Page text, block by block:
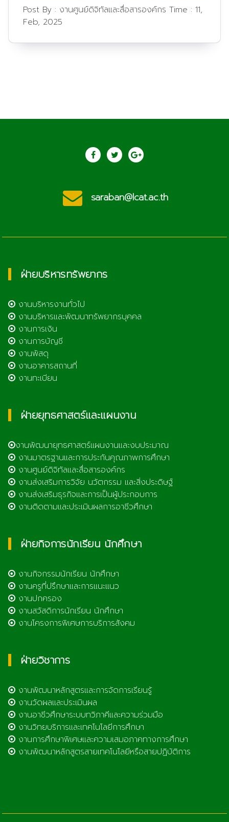
Post By : งานศูนย์ดิจิทัลและสื่อสารองค์กร Time : 11,
Feb, 2025
saraban@lcat.ac.th
ฝ่ายบริหารทรัพยากร
งานบริหารงานทั่วไป
งานบริหารและพัฒนาทรัพยากรบุคคล
งานการเงิน
งานการบัญชี
งานพัสดุ
งานอาคารสถานที่
งานทะเบียน
ฝ่ายยุทธศาสตร์และแผนงาน
งานพัฒนายุทธศาสตร์แผนงานและงบประมาณ
งานมาตรฐานและการประกันคุณภาพการศึกษา
งานศูนย์ดิจิทัลและสื่อสารองค์กร
งานส่งเสริมการวิจัย นวัตกรรม และสิ่งประดิษฐ์
งานส่งเสริมธุรกิจและการเป็นผู้ประกอบการ
งานติดตามและประเมินผลการอาชีวศึกษา
ฝ่ายกิจการนักเรียน นักศึกษา
งานกิจกรรมนักเรียน นักศึกษา
งานครูที่ปรึกษาและการแนะแนว
งานปกครอง
งานสวัสดิการนักเรียน นักศึกษา
งานโครงการพิเศษการบริการสังคม
ฝ่ายวิชาการ
งานพัฒนาหลักสูตรและการจัดการเรียนรู้
งานวัดผลและประเมินผล
งานอาชีวศึกษาระบบทวิภาคีและความร่วมมือ
งานวิทยบริการและเทคโนโลยีการศึกษา
งานการศึกษาพิเศษและความเสมอภาคทางการศึกษา
งานพัฒนาหลักสูตรสายเทคโนโลยีหรือสายปฏิบัติการ